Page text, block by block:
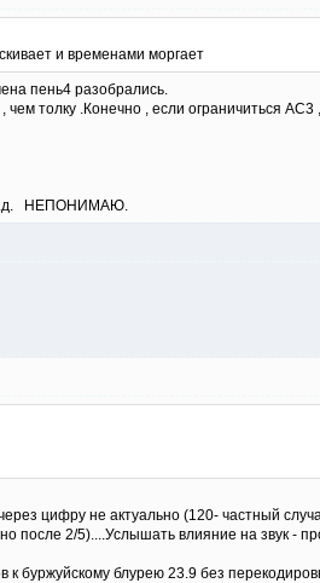
и временами моргает
пень4 разобрались.
толку .Конечно , если ограничиться
и т.д. НЕПОНИМАЮ.
цифру не актуально (120- частный
после 2/5)....Услышать влияние на звук -
к буржуйскому блурею 23.9 без